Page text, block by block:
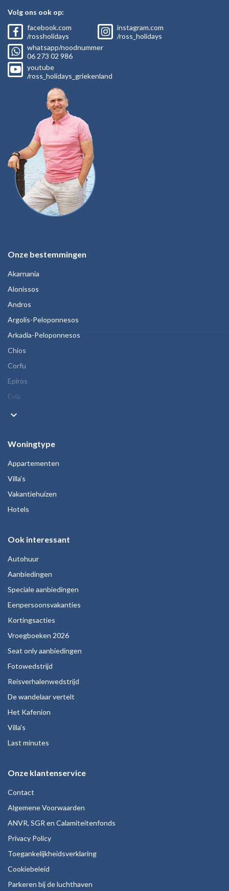
Volg ons ook op:
facebook.com
/rossholidays
instagram.com
/ross_holidays
whatsapp/noodnummer
06 273 02 986
youtube
/ross_holidays_griekenland
Onze bestemmingen
Akarnania
Alonissos
Andros
Argolis-Peloponnesos
Arkadia-Peloponnesos
Chios
Corfu
Epiros
Evia
keyboard_arrow_down
Woningtype
Appartementen
Villa's
Vakantiehuizen
Hotels
Ook interessant
Autohuur
Aanbiedingen
Speciale aanbiedingen
Eenpersoonsvakanties
Kortingsacties
Vroegboeken 2026
Seat only aanbiedingen
Fotowedstrijd
Reisverhalenwedstrijd
De wandelaar vertelt
Het Kafenion
Villa's
Last minutes
Onze klantenservice
Contact
Algemene Voorwaarden
ANVR, SGR en Calamiteitenfonds
Privacy Policy
Toegankelijkheidsverklaring
Cookiebeleid
Parkeren bij de luchthaven